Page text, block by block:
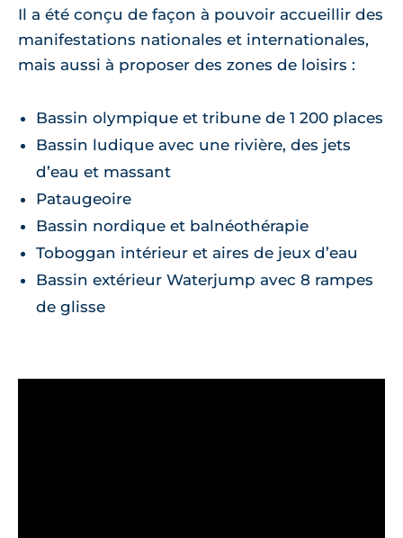
Il a été conçu de façon à pouvoir accueillir des
manifestations nationales et internationales,
mais aussi à proposer des zones de loisirs :
Bassin olympique et tribune de 1 200 places
Bassin ludique avec une rivière, des jets
d’eau et massant
Pataugeoire
Bassin nordique et balnéothérapie
Toboggan intérieur et aires de jeux d’eau
Bassin extérieur Waterjump avec 8 rampes
de glisse